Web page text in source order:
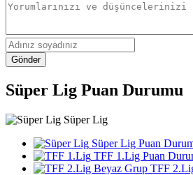
Gönder
Süper Lig Puan Durumu
Süper Lig
Süper Lig Puan
TFF 1.Lig Puan
TFF